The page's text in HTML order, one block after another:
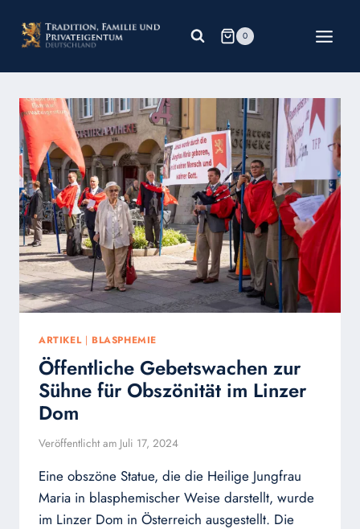
Inhalt
springen
0
ARTIKEL| BLASPHEMIE
Öffentliche Gebetswachen zur
Sühne für Obszönität im Linzer
Dom
Veröffentlicht am Juli 17, 2024
Eine obszöne Statue, die die Heilige Jungfrau
Maria in blasphemischer Weise darstellt, wurde
im Linzer Dom in Österreich ausgestellt. Die